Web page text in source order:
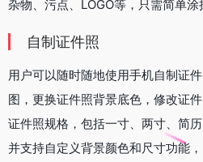
杂物、污点、LOGO等，只需简单
自制证件照
用户可以随时随地使用手机自制证
图，更换证件照背景底色，修改证
证件照规格，包括一寸、两寸、简
并支持自定义背景颜色和尺寸功能